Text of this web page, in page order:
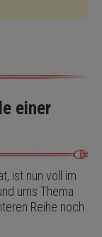
einer
ist nun voll im
ums Thema
Reihe noch